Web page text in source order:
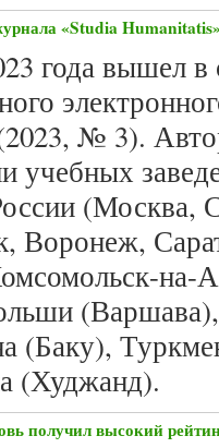
«Studia
года вышел
№ 3).
учебных
(Москва,
Воронеж,
на-
(Баку),
(Худжанд).
получил высокий